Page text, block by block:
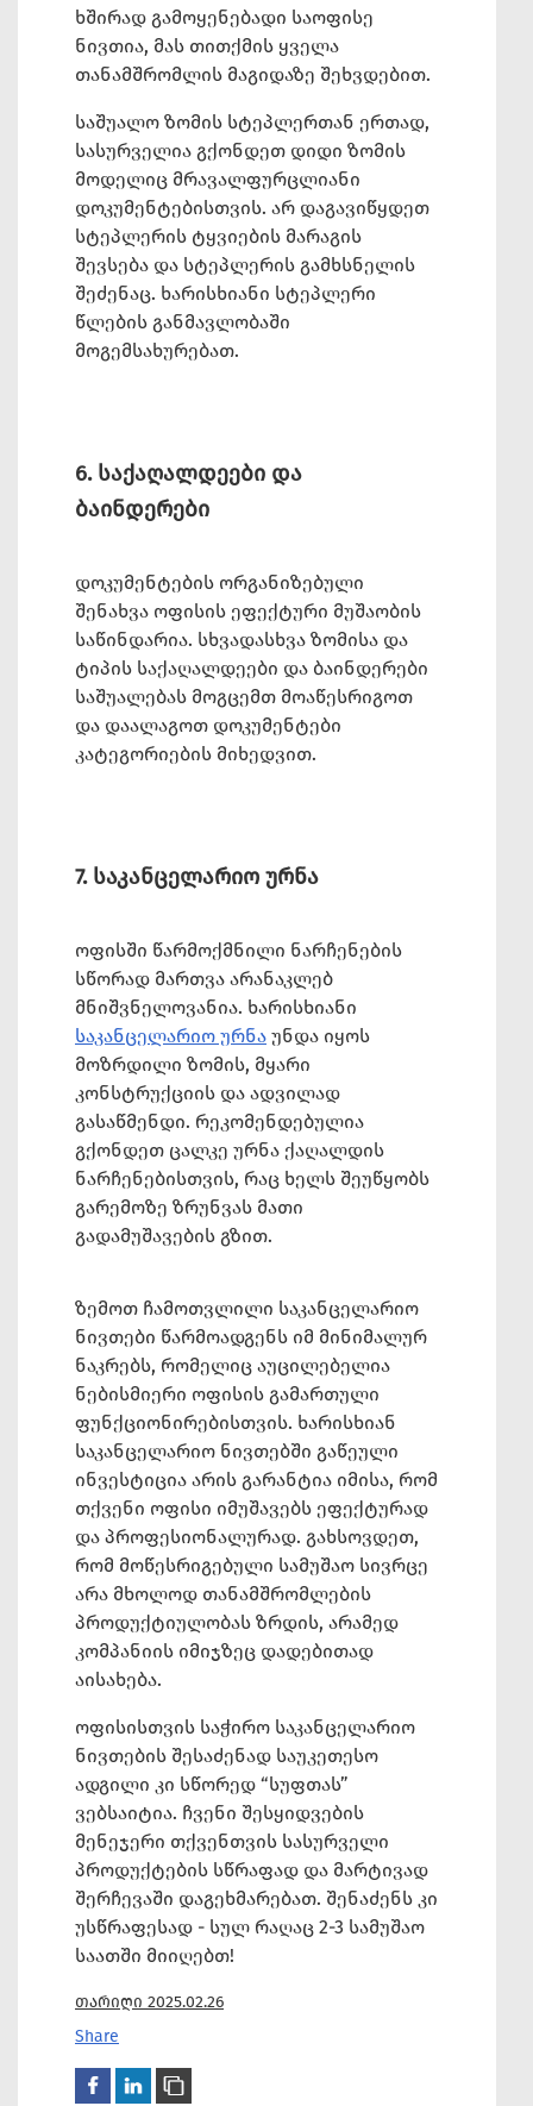
ხშირად გამოყენებადი საოფისე
ნივთია, მას თითქმის ყველა
თანამშრომლის მაგიდაზე შეხვდებით.
საშუალო ზომის სტეპლერთან ერთად,
სასურველია გქონდეთ დიდი ზომის
მოდელიც მრავალფურცლიანი
დოკუმენტებისთვის. არ დაგავიწყდეთ
სტეპლერის ტყვიების მარაგის
შევსება და სტეპლერის გამხსნელის
შეძენაც. ხარისხიანი სტეპლერი
წლების განმავლობაში
მოგემსახურებათ.
6. საქაღალდეები და
ბაინდერები
დოკუმენტების ორგანიზებული
შენახვა ოფისის ეფექტური მუშაობის
საწინდარია. სხვადასხვა ზომისა და
ტიპის საქაღალდეები და ბაინდერები
საშუალებას მოგცემთ მოაწესრიგოთ
და დაალაგოთ დოკუმენტები
კატეგორიების მიხედვით.
7. საკანცელარიო ურნა
ოფისში წარმოქმნილი ნარჩენების
სწორად მართვა არანაკლებ
მნიშვნელოვანია. ხარისხიანი
საკანცელარიო ურნა უნდა იყოს
მოზრდილი ზომის, მყარი
კონსტრუქციის და ადვილად
გასაწმენდი. რეკომენდებულია
გქონდეთ ცალკე ურნა ქაღალდის
ნარჩენებისთვის, რაც ხელს შეუწყობს
გარემოზე ზრუნვას მათი
გადამუშავების გზით.
ზემოთ ჩამოთვლილი საკანცელარიო
ნივთები წარმოადგენს იმ მინიმალურ
ნაკრებს, რომელიც აუცილებელია
ნებისმიერი ოფისის გამართული
ფუნქციონირებისთვის. ხარისხიან
საკანცელარიო ნივთებში გაწეული
ინვესტიცია არის გარანტია იმისა, რომ
თქვენი ოფისი იმუშავებს ეფექტურად
და პროფესიონალურად. გახსოვდეთ,
რომ მოწესრიგებული სამუშაო სივრცე
არა მხოლოდ თანამშრომლების
პროდუქტიულობას ზრდის, არამედ
კომპანიის იმიჯზეც დადებითად
აისახება.
ოფისისთვის საჭირო საკანცელარიო
ნივთების შესაძენად საუკეთესო
ადგილი კი სწორედ “სუფთას”
ვებსაიტია. ჩვენი შესყიდვების
მენეჯერი თქვენთვის სასურველი
პროდუქტების სწრაფად და მარტივად
შერჩევაში დაგეხმარებათ. შენაძენს კი
უსწრაფესად - სულ რაღაც 2-3 სამუშაო
საათში მიიღებთ!
თარიღი 2025.02.26
Share